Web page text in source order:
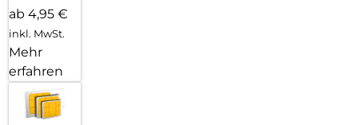
ab 4,95 €
inkl. MwSt.
Mehr
erfahren